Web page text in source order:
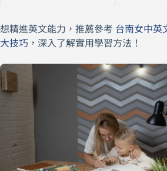
想精進英文能力，推薦參考 台南女中英
大技巧 ，深入了解實用學習方法！